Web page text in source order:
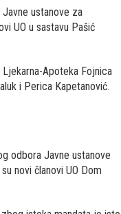
ustanove za
UO u sastavu Pašić
Apoteka Fojnica
i Perica Kapetanović.
odbora Javne ustanove
novi članovi UO Dom